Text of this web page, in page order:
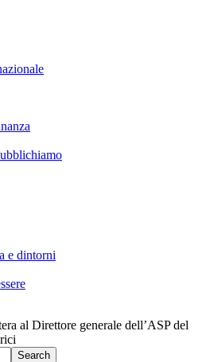
e dintorni
al Direttore generale dell’ASP del